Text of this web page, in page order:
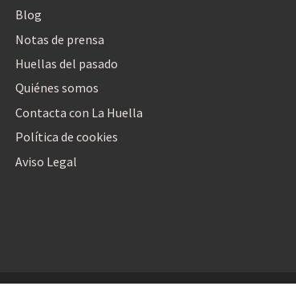
Blog
Notas de prensa
Huellas del pasado
Quiénes somos
Contacta con La Huella
Política de cookies
Aviso Legal